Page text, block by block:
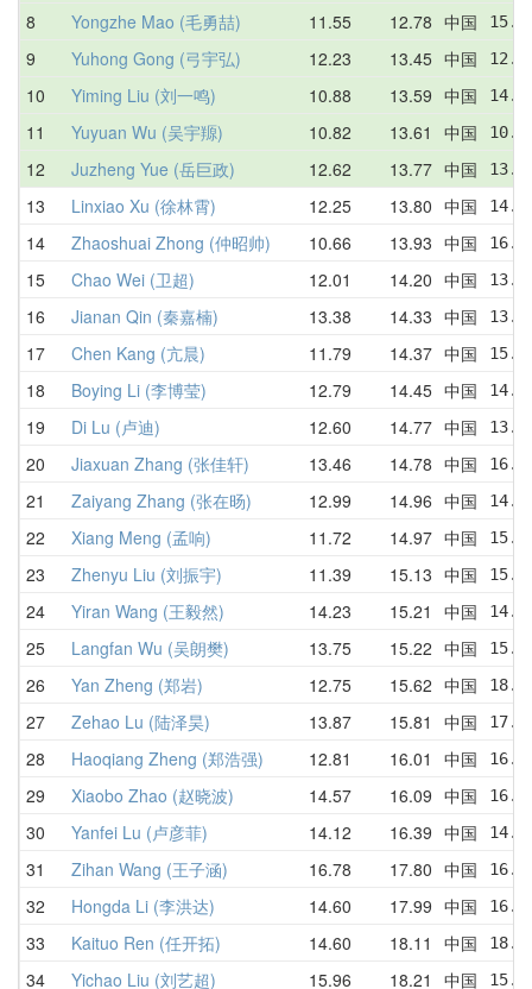
8 Yongzhe Mao (毛勇喆) 11.55 12.78 中国
9 Yuhong Gong (弓宇弘) 12.23 13.45 中国
10 Yiming Liu (刘一鸣) 10.88 13.59 中国
11 Yuyuan Wu (吴宇羱) 10.82 13.61 中国
12 Juzheng Yue (岳巨政) 12.62 13.77 中国
13 Linxiao Xu (徐林霄) 12.25 13.80 中国
14 Zhaoshuai Zhong (仲昭帅) 10.66 13.93 中国
15 Chao Wei (卫超) 12.01 14.20 中国
16 Jianan Qin (秦嘉楠) 13.38 14.33 中国
17 Chen Kang (亢晨) 11.79 14.37 中国
18 Boying Li (李博莹) 12.79 14.45 中国
19 Di Lu (卢迪) 12.60 14.77 中国
20 Jiaxuan Zhang (张佳轩) 13.46 14.78 中国
21 Zaiyang Zhang (张在旸) 12.99 14.96 中国
22 Xiang Meng (孟响) 11.72 14.97 中国
23 Zhenyu Liu (刘振宇) 11.39 15.13 中国
24 Yiran Wang (王毅然) 14.23 15.21 中国
25 Langfan Wu (吴朗樊) 13.75 15.22 中国
26 Yan Zheng (郑岩) 12.75 15.62 中国
27 Zehao Lu (陆泽昊) 13.87 15.81 中国
28 Haoqiang Zheng (郑浩强) 12.81 16.01 中国
29 Xiaobo Zhao (赵晓波) 14.57 16.09 中国
30 Yanfei Lu (卢彦菲) 14.12 16.39 中国
31 Zihan Wang (王子涵) 16.78 17.80 中国
32 Hongda Li (李洪达) 14.60 17.99 中国
33 Kaituo Ren (任开拓) 14.60 18.11 中国
34 Yichao Liu (刘艺超) 15.96 18.21 中国